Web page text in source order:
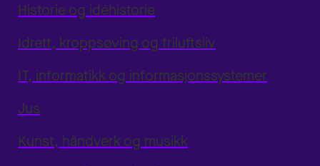
Historie og idéhistorie
Idrett, kroppsøving og friluftsliv
IT, informatikk og informasjonssystemer
Jus
Kunst, håndverk og musikk